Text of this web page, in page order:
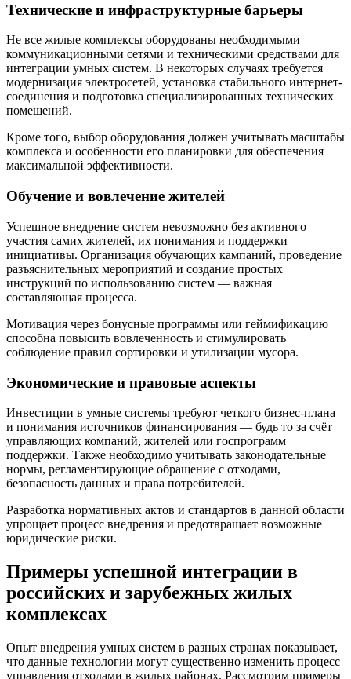
Технические и инфраструктурные барьеры
Не все жилые комплексы оборудованы необходимыми
коммуникационными сетями и техническими средствами для
интеграции умных систем. В некоторых случаях требуется
модернизация электросетей, установка стабильного интернет-
соединения и подготовка специализированных технических
помещений.
Кроме того, выбор оборудования должен учитывать масштабы
комплекса и особенности его планировки для обеспечения
максимальной эффективности.
Обучение и вовлечение жителей
Успешное внедрение систем невозможно без активного
участия самих жителей, их понимания и поддержки
инициативы. Организация обучающих кампаний, проведение
разъяснительных мероприятий и создание простых
инструкций по использованию систем — важная
составляющая процесса.
Мотивация через бонусные программы или геймификацию
способна повысить вовлеченность и стимулировать
соблюдение правил сортировки и утилизации мусора.
Экономические и правовые аспекты
Инвестиции в умные системы требуют четкого бизнес-плана
и понимания источников финансирования — будь то за счёт
управляющих компаний, жителей или госпрограмм
поддержки. Также необходимо учитывать законодательные
нормы, регламентирующие обращение с отходами,
безопасность данных и права потребителей.
Разработка нормативных актов и стандартов в данной области
упрощает процесс внедрения и предотвращает возможные
юридические риски.
Примеры успешной интеграции в
российских и зарубежных жилых
комплексах
Опыт внедрения умных систем в разных странах показывает,
что данные технологии могут существенно изменить процесс
управления отходами в жилых районах. Рассмотрим примеры